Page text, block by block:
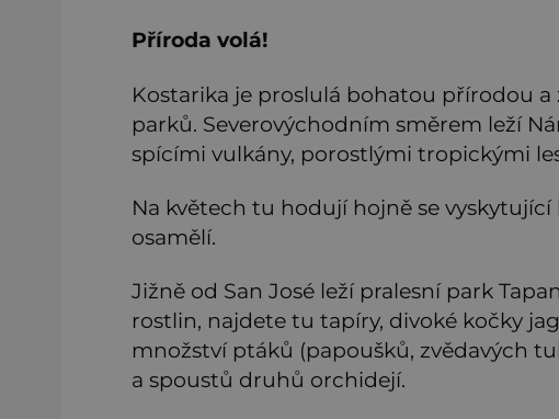
Příroda volá!
Kostarika je proslulá bohatou přírodou a
parků. Severovýchodním směrem leží
spícími vulkány, porostlými tropickými
Na květech tu hodují hojně se
osamělí.
Jižně od San José leží pralesní park
rostlin, najdete tu tapíry, divoké kočky
množství ptáků (papoušků, zvědavých
a spoustů druhů orchidejí.